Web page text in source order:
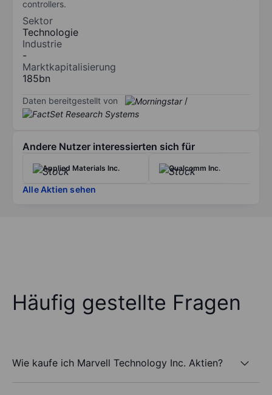
controllers.
Sektor
Technologie
Industrie
-
Marktkapitalisierung
185bn
Daten bereitgestellt von /
Andere Nutzer interessierten sich für
Applied Materials Inc. Qualcomm Inc.
Alle Aktien sehen
Häufig gestellte Fragen
Wie kaufe ich Marvell Technology Inc. Aktien?